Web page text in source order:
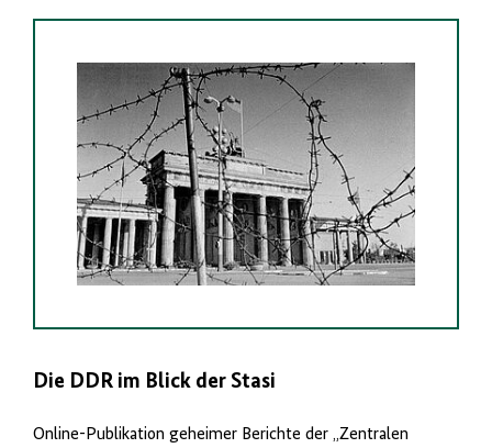
Die DDR im Blick der Stasi
Online-Publikation geheimer Berichte der „Zentralen